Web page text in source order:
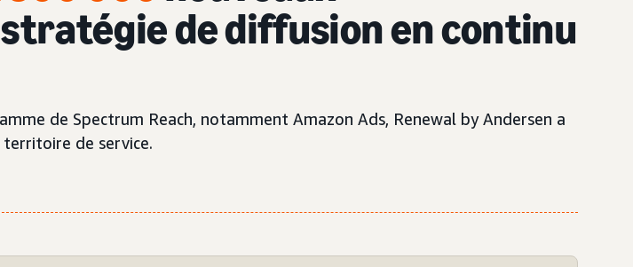
de diffusion en continu
de Spectrum Reach, notamment Amazon Ads, Renewal by Andersen a
de service.